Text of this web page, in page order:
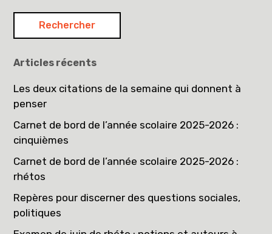
Articles récents
Les deux citations de la semaine qui donnent à
penser
Carnet de bord de l’année scolaire 2025-2026 :
cinquièmes
Carnet de bord de l’année scolaire 2025-2026 :
rhétos
Repères pour discerner des questions sociales,
politiques